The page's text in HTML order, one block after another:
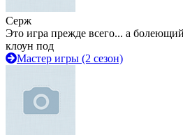
Серж
Это игра прежде всего... а
клоун под
Мастер игры (2 сезон)